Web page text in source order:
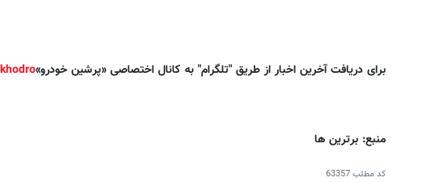
برای دریافت آخرین اخبار از طریق "تلگرام" به کانال اختصاصی «پرشین خودرو»
منبع: برترین ها
کد مطلب63357